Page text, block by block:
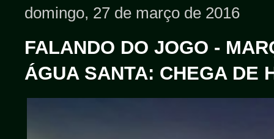
domingo, 27 de março de 2016
FALANDO DO JOGO -
ÁGUA SANTA: CHEGA DE